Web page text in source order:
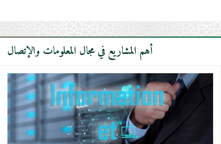
التمثيلية للتراث العالمي للإنسانية
أهم المشاريع في مجال المعلومات والإتصال